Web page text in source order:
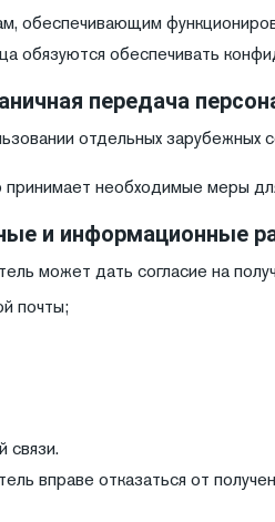
обеспечивающим
обязуются обеспечивать
передача
отдельных зарубежных
необходимые меры
и информационные
может дать согласие на
почты;
связи.
вправе отказаться от